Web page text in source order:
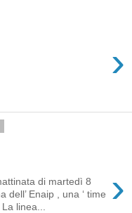
›
›
di martedì 8
dell’ Enaip , una ‘ time
linea...